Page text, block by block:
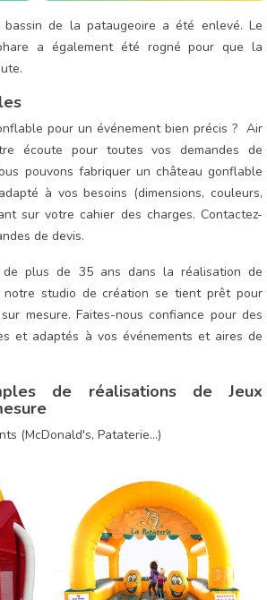
de la pataugeoire a été enlevé. Le
a également été rogné pour que la
pour un événement bien précis ? Air
écoute pour toutes vos demandes de
pouvons fabriquer un château gonflable
à vos besoins (dimensions, couleurs,
sur votre cahier des charges. Contactez-
de devis.
de plus de 35 ans dans la réalisation de
notre studio de création se tient prêt pour
mesure. Faites-nous confiance pour des
et adaptés à vos événements et aires de
de réalisations de Jeux
(McDonald's, Pataterie...)